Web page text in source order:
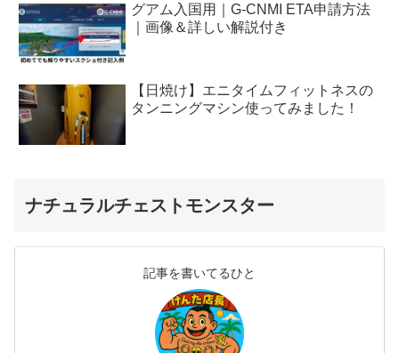
グアム入国用｜G-CNMI ETA申請方法
｜画像＆詳しい解説付き
【日焼け】エニタイムフィットネスの
タンニングマシン使ってみました！
ナチュラルチェストモンスター
記事を書いてるひと